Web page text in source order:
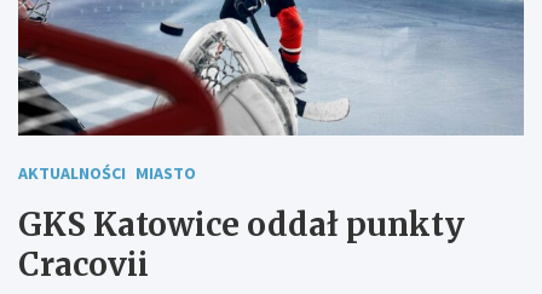
AKTUALNOŚCI MIASTO
GKS Katowice oddał punkty
Cracovii